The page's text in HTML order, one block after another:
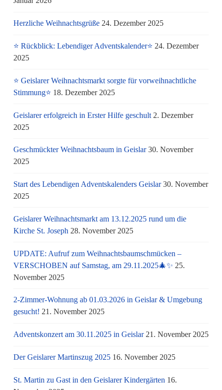
Herzliche Weihnachtsgrüße 24. Dezember 2025
⭐ Rückblick: Lebendiger Adventskalender⭐ 24. Dezember
2025
⭐ Geislarer Weihnachtsmarkt sorgte für vorweihnachtliche
Stimmung⭐ 18. Dezember 2025
Geislarer erfolgreich in Erster Hilfe geschult 2. Dezember
2025
Geschmückter Weihnachtsbaum in Geislar 30. November
2025
Start des Lebendigen Adventskalenders Geislar 30. November
2025
Geislarer Weihnachtsmarkt am 13.12.2025 rund um die
Kirche St. Joseph 28. November 2025
UPDATE: Aufruf zum Weihnachtsbaumschmücken –
VERSCHOBEN auf Samstag, am 29.11.2025🎄✨ 25.
November 2025
2-Zimmer-Wohnung ab 01.03.2026 in Geislar & Umgebung
gesucht! 21. November 2025
Adventskonzert am 30.11.2025 in Geislar 21. November 2025
Der Geislarer Martinszug 2025 16. November 2025
St. Martin zu Gast in den Geislarer Kindergärten 16.